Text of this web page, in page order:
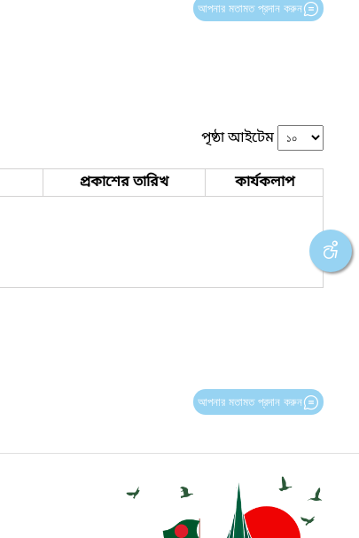
আপনার মতামত প্রদান করুন
পৃষ্ঠা আইটেম
প্রকাশের তারিখ কার্যকলাপ
আপনার মতামত প্রদান করুন